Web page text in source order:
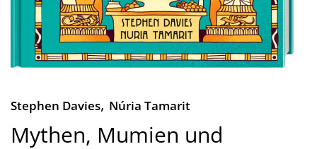
Stephen Davies, Núria Tamarit
Mythen, Mumien und